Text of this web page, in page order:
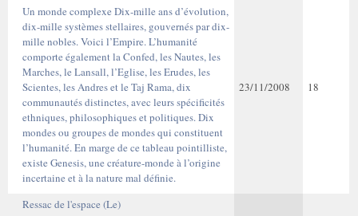
Un monde complexe Dix-mille ans d’évolution,
dix-mille systèmes stellaires, gouvernés par dix-
mille nobles. Voici l’Empire. L’humanité
comporte également la Confed, les Nautes, les
Marches, le Lansall, l’Eglise, les Erudes, les
Scientes, les Andres et le Taj Rama, dix
communautés distinctes, avec leurs spécificités
ethniques, philosophiques et politiques. Dix
mondes ou groupes de mondes qui constituent
l’humanité. En marge de ce tableau pointilliste,
existe Genesis, une créature-monde à l’origine
incertaine et à la nature mal définie.
23/11/2008 18
Ressac de l'espace (Le)